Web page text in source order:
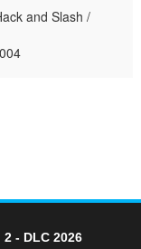
and Slash /
- DLC 2026